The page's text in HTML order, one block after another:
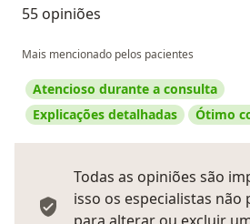
55 opiniões
Mais mencionado pelos pacientes
Atencioso durante a consulta
Explicações detalhadas
Ótimo
Todas as opiniões são
isso os especialistas não